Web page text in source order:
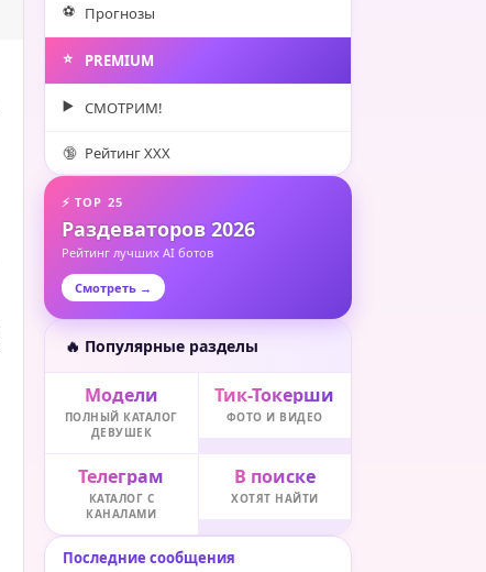
⚽️ Прогнозы
⭐️ PREMIUM
▶️ СМОТРИМ!
🔞 Рейтинг XXX
⚡ TOP 25
Раздеваторов 2026
Рейтинг лучших AI ботов
Смотреть →
🔥 Популярные разделы
Модели
ПОЛНЫЙ КАТАЛОГ
ДЕВУШЕК
Тик-Токерши
ФОТО И ВИДЕО
Телеграм
КАТАЛОГ С
КАНАЛАМИ
В поиске
ХОТЯТ НАЙТИ
Последние сообщения